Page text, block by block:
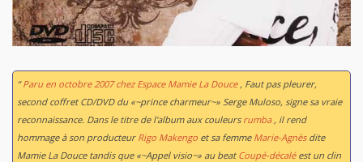
“Paru en octobre 2007 chez Espace Mamie La Douce , Faut pas pleurer,
second coffret CD/DVD du «~prince charmeur~» Serge Muloso, signe sa vraie
reconnaissance. Dans le titre de l'album aux couleurs rumba , il rend
hommage à son producteur Rigo Makengo et sa femme Marie-Agnès dite
Mamie La Douce tandis que «~Appel visio~» au beat Coupé-décalé est un clin